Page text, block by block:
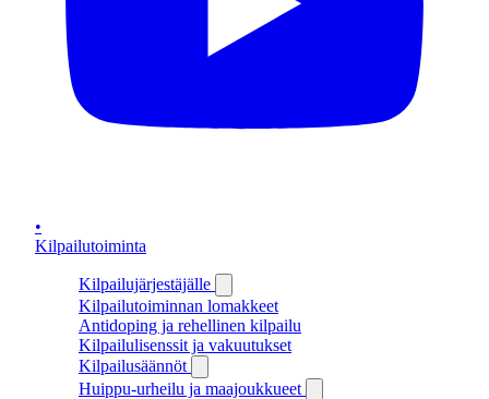
•
Kilpailutoiminta
Kilpailujärjestäjälle
Kilpailutoiminnan lomakkeet
Antidoping ja rehellinen kilpailu
Kilpailulisenssit ja vakuutukset
Kilpailusäännöt
Huippu-urheilu ja maajoukkueet